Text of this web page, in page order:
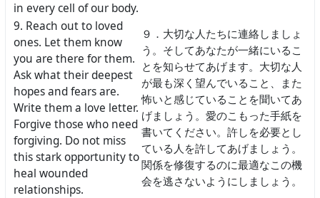
in every cell of our body.
9. Reach out to loved
ones. Let them know
you are there for them.
Ask what their deepest
hopes and fears are.
Write them a love letter.
Forgive those who need
forgiving. Do not miss
this stark opportunity to
heal wounded
relationships.
９．大切な人たちに連絡しましょ
う。そしてあなたが一緒にいるこ
とを知らせてあげます。大切な人
が最も深く望んでいること、また
怖いと感じていることを聞いてあ
げましょう。愛のこもった手紙を
書いてください。許しを必要とし
ている人を許してあげましょう。
関係を修復するのに最適なこの機
会を逃さないようにしましょう。